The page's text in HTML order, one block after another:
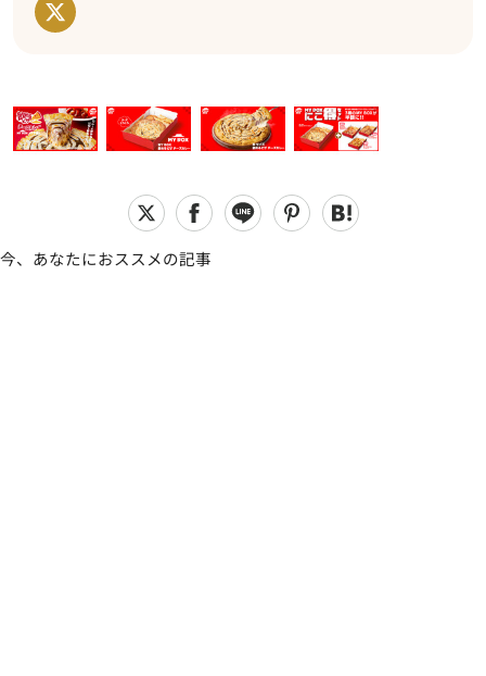
今、あなたにおススメの記事